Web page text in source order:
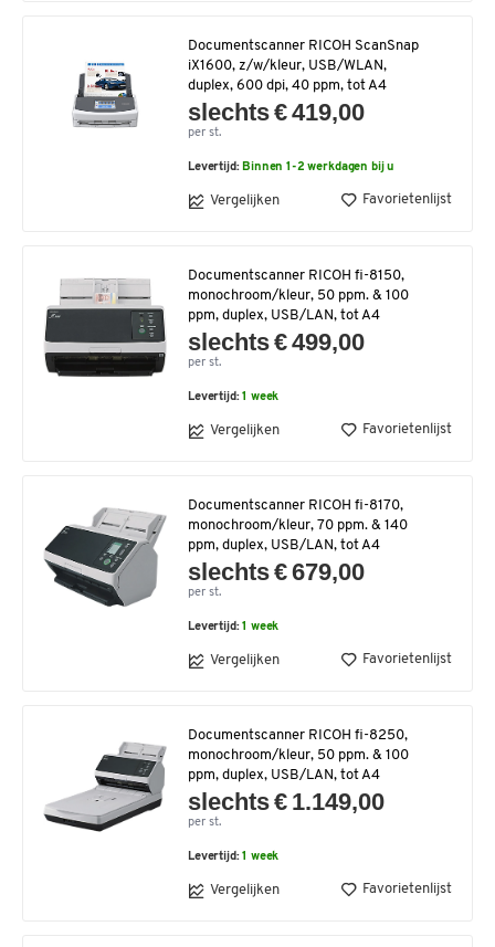
Documentscanner RICOH ScanSnap
iX1600, z/w/kleur, USB/WLAN,
duplex, 600 dpi, 40 ppm, tot A4
slechts € 419,00
per st.
Levertijd: Binnen 1-2 werkdagen bij u
Vergelijken Favorietenlijst
Documentscanner RICOH fi-8150,
monochroom/kleur, 50 ppm. & 100
ppm, duplex, USB/LAN, tot A4
slechts € 499,00
per st.
Levertijd:1 week
Vergelijken Favorietenlijst
Documentscanner RICOH fi-8170,
monochroom/kleur, 70 ppm. & 140
ppm, duplex, USB/LAN, tot A4
slechts € 679,00
per st.
Levertijd:1 week
Vergelijken Favorietenlijst
Documentscanner RICOH fi-8250,
monochroom/kleur, 50 ppm. & 100
ppm, duplex, USB/LAN, tot A4
slechts € 1.149,00
per st.
Levertijd:1 week
Vergelijken Favorietenlijst